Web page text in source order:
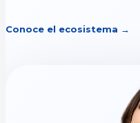
Conoce el ecosistema →